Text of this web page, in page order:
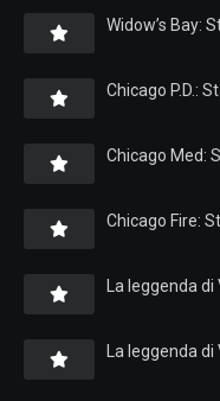
Widow’s Bay:
Chicago P.D.:
Chicago Med:
Chicago Fire:
La leggenda di
La leggenda di